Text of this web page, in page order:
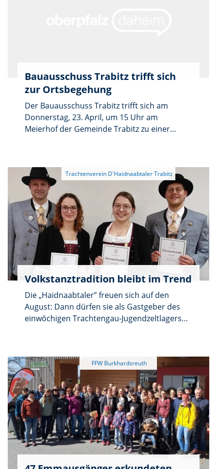
Bauausschuss Trabitz trifft sich
zur Ortsbegehung
Der Bauausschuss Trabitz trifft sich am
Donnerstag, 23. April, um 15 Uhr am
Meierhof der Gemeinde Trabitz zu einer
Standorte für Bremsschwellen. In Preißach
werden die Wege bei Preißach 20
besprochen. Zudem steht der Weg entlang
des Rangenholzes zwischen Preißach und
Speinshart auf dem Programm. Abschließend
wird die beschädigte Überfahrt zur
Flurnummer 265 am Forstweg zwischen
Bärnwinkel und Grub begutachtet.
Trachtenverein D'Haidnaabtaler Trabitz
Volkstanztradition bleibt im Trend
Die „Haidnaabtaler” freuen sich auf den
August: Dann dürfen sie als Gastgeber des
einwöchigen Trachtengau-Jugendzeltlagers
Trabitzer Trachtenverein bedeutet dies
freilich viel Arbeit: „Jeder freiwillige Helfer wird
uns willkommen sein”, spornte Vorsitzender
Johannes Pamler bei der Hauptversammlung
im Burkhardsreuther Schulhaus die
Mitglieder an.
FFW Burkhardsreuth